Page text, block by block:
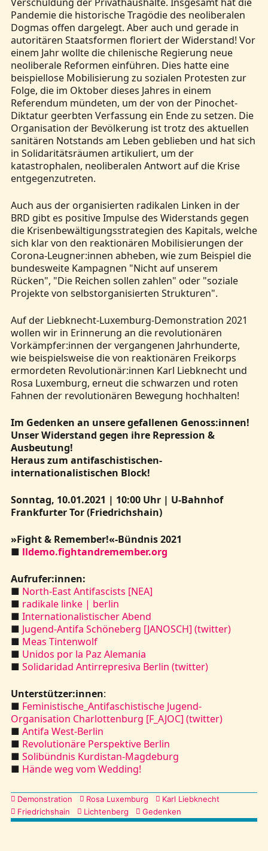
Verschuldung der Privathaushalte. Insgesamt hat die
Pandemie die historische Tragödie des neoliberalen
Dogmas offen dargelegt. Aber auch und gerade in
autoritären Staatsformen floriert der Widerstand! Vor
einem Jahr wollte die chilenische Regierung neue
neoliberale Reformen einführen. Dies hatte eine
beispiellose Mobilisierung zu sozialen Protesten zur
Folge, die im Oktober dieses Jahres in einem
Referendum mündeten, um der von der Pinochet-
Diktatur geerbten Verfassung ein Ende zu setzen. Die
Organisation der Bevölkerung ist trotz des aktuellen
sanitären Notstands am Leben geblieben und hat sich
in Solidaritätsräumen artikuliert, um der
katastrophalen, neoliberalen Antwort auf die Krise
entgegenzutreten.
Auch aus der organisierten radikalen Linken in der
BRD gibt es positive Impulse des Widerstands gegen
die Krisenbewältigungsstrategien des Kapitals, welche
sich klar von den reaktionären Mobilisierungen der
Corona-Leugner:innen abheben, wie zum Beispiel die
bundesweite Kampagnen "Nicht auf unserem
Rücken", "Die Reichen sollen zahlen" oder "soziale
Projekte von selbstorganisierten Strukturen".
Auf der Liebknecht-Luxemburg-Demonstration 2021
wollen wir in Erinnerung an die revolutionären
Vorkämpfer:innen der vergangenen Jahrhunderte,
wie beispielsweise die von reaktionären Freikorps
ermordeten Revolutionär:innen Karl Liebknecht und
Rosa Luxemburg, erneut die schwarzen und roten
Fahnen der revolutionären Bewegung hochhalten!
Im Gedenken an unsere gefallenen Genoss:innen!
Unser Widerstand gegen ihre Repression &
Ausbeutung!
Heraus zum antifaschistischen-
internationalistischen Block!
Sonntag, 10.01.2021 | 10:00 Uhr | U-Bahnhof
Frankfurter Tor (Friedrichshain)
»Fight & Remember!«-Bündnis 2021
■ lldemo.fightandremember.org
Aufrufer:innen:
■ North-East Antifascists [NEA]
■ radikale linke | berlin
■ Internationalistischer Abend
■ Jugend-Antifa Schöneberg [JANOSCH] (twitter)
■ Meas Tintenwolf
■ Unidos por la Paz Alemania
■ Solidaridad Antirrepresiva Berlin (twitter)
Unterstützer:innen:
■ Feministische_Antifaschistische Jugend-
Organisation Charlottenburg [F_AJOC] (twitter)
■ Antifa West-Berlin
■ Revolutionäre Perspektive Berlin
■ Solibündnis Kurdistan-Magdeburg
■ Hände weg vom Wedding!
Kategorien
Demonstration Rosa Luxemburg
Karl Liebknecht
Friedrichshain
Lichtenberg Gedenken